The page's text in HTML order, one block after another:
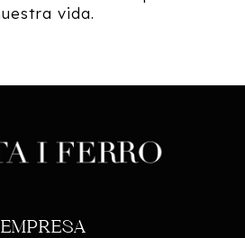
vida.
EMPRESA